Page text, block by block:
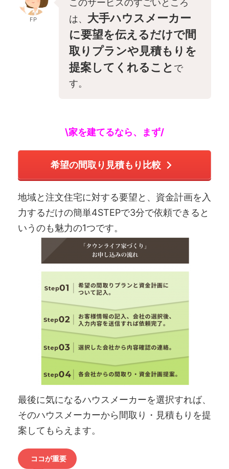
FP
このサービスのすごいところ
は、 大手ハウスメーカー
に要望を伝えるだけで間
取りプランや見積もりを
提案してくれること で
す。
\家を建てるなら、まず/
希望の間取り見積もり比較
地域と注文住宅に対する要望と、資金計画を入
力するだけの簡単4STEPで3分で依頼できると
いうのも魅力の1つです。
最後に気になるハウスメーカーを選択すれば、
そのハウスメーカーから間取り・見積もりを提
案してもらえます。
ココが重要